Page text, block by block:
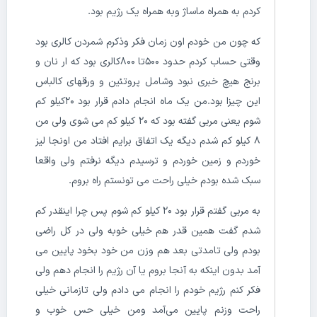
کردم به همراه ماساژ وبه همراه یک رژیم بود.
که چون من خودم اون زمان فکر وذکرم شمردن کالری بود
وقتی حساب کردم حدود ۵۰۰تا ۸۰۰کالری بود که ار نان و
برنج هیچ خبری نبود وشامل پروتئین و ورقهای کالباس
این چیزا بود.من یک ماه انجام دادم قرار بود ۲۰‌کیلو کم
شوم یعنی مربی گفته بود که ۲۰ کیلو کم می شوی ولی من
۸ کیلو کم شدم دیگه یک اتفاق برایم افتاد من اونجا لیز
خوردم و زمین خوردم و ترسیدم دیگه نرفتم ولی واقعا‌
سبک شده بودم خیلی راحت می تونستم راه بروم.
به مربی گفتم قرار بود ۲۰ کیلو کم شوم پس چرا اینقدر کم
شدم گفت همین قدر هم خیلی خوبه ولی در کل راضی
بودم ولی تامدتی بعد هم وزن من خود بخود پایین می
آمد بدون اینکه به آنجا بروم یا آن رژیم را انجام دهم ولی
فکر کنم رژیم خودم را انجام می دادم ولی تازمانی خیلی
راحت وزنم پایین می‌آمد ومن خیلی حس خوب و